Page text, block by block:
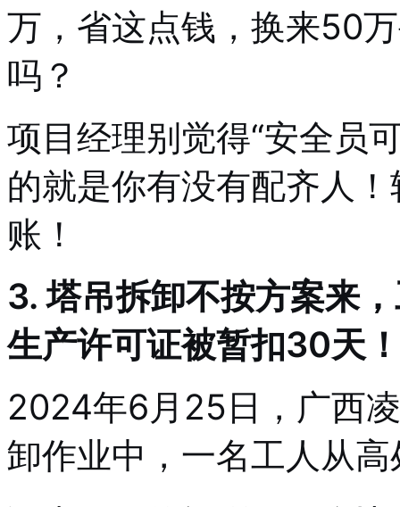
万，省这点钱，换来50
吗？
项目经理别觉得“安全员
的就是你有没有配齐人
账！
3. 塔吊拆卸不按方案来
生产许可证被暂扣30天！
2024年6月25日，广西
卸作业中，一名工人从